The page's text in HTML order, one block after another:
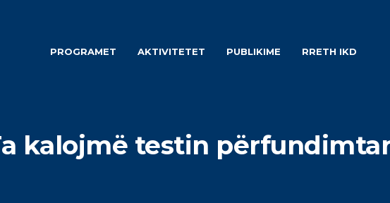
PROGRAMET AKTIVITETET PUBLIKIME RRETH IKD
kalojmë testin